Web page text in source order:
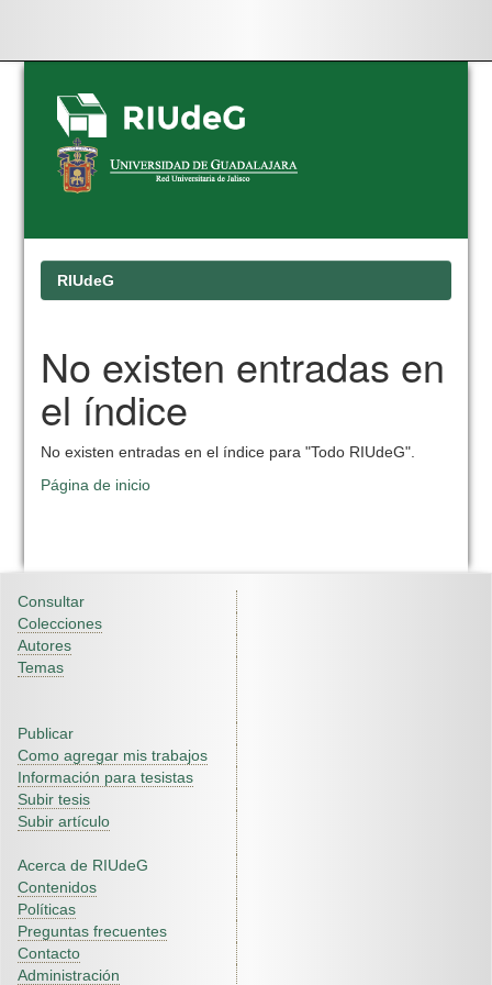
Skip
navigation
RIUdeG
No existen entradas en
el índice
No existen entradas en el índice para "Todo RIUdeG".
Página de inicio
Consultar
Colecciones
Autores
Temas
Publicar
Como agregar mis trabajos
Información para tesistas
Subir tesis
Subir artículo
Acerca de RIUdeG
Contenidos
Políticas
Preguntas frecuentes
Contacto
Administración